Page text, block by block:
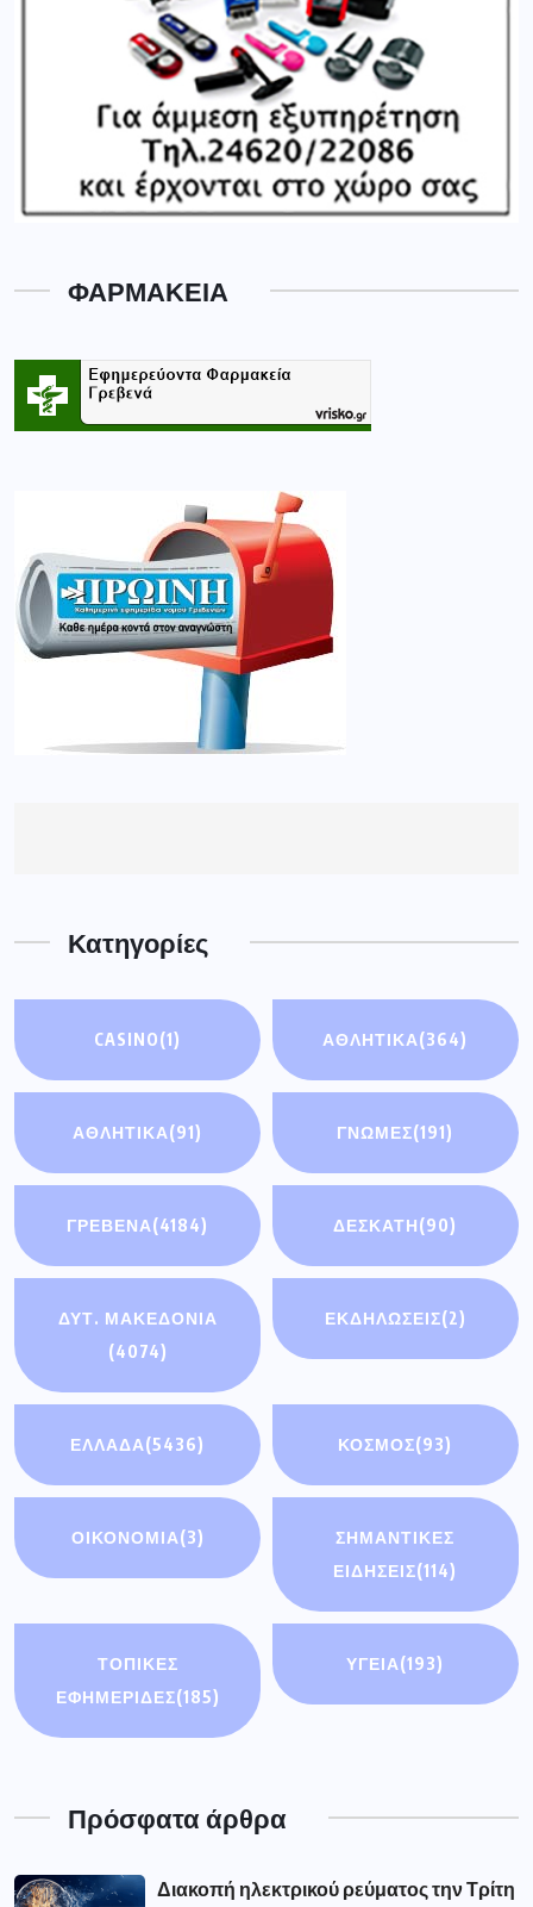
ΦΑΡΜΑΚΕΙΑ
Κατηγορίες
CASINO(1) ΑΘΛΗΤΙΚΑ(364)
ΑΘΛΗΤΙΚΆ(91) ΓΝΩΜΕΣ(191)
ΓΡΕΒΕΝΑ(4184) ΔΕΣΚΑΤΗ(90)
ΔΥΤ. ΜΑΚΕΔΟΝΙΑ
(4074)
ΕΚΔΗΛΩΣΕΙΣ(2)
ΕΛΛΑΔΑ(5436) ΚΟΣΜΟΣ(93)
ΟΙΚΟΝΟΜΊΑ(3)
ΣΗΜΑΝΤΙΚΈΣ
ΕΙΔΉΣΕΙΣ(114)
ΤΟΠΙΚΕΣ
ΕΦΗΜΕΡΙΔΕΣ(185)
ΥΓΕΙΑ(193)
Πρόσφατα άρθρα
Διακοπή ηλεκτρικού ρεύματος την Τρίτη